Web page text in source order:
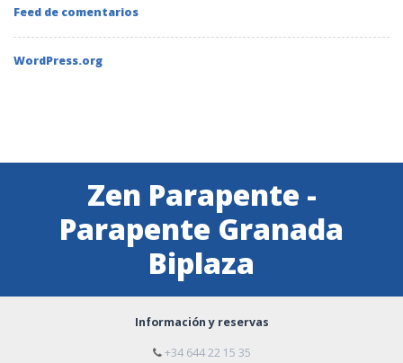
Feed de comentarios
WordPress.org
Zen Parapente -
Parapente Granada
Biplaza
Información y reservas
+34 644 22 15 35